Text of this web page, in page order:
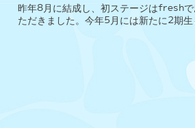
昨年8月に結成し、初ステージはfresh
ただきました。今年5月には新たに2期